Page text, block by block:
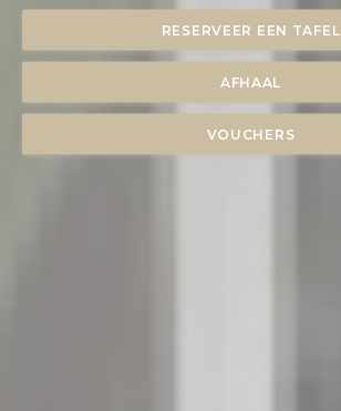
RESERVEER EEN TAFEL
AFHAAL
VOUCHERS